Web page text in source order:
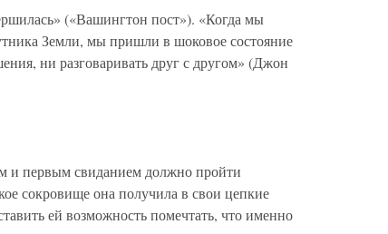
(«Вашингтон пост»). «Когда мы
Земли, мы пришли в шоковое состояние
ни разговаривать друг с другом» (Джон
и первым свиданием должно пройти
сокровище она получила в свои цепкие
ей возможность помечтать, что именно